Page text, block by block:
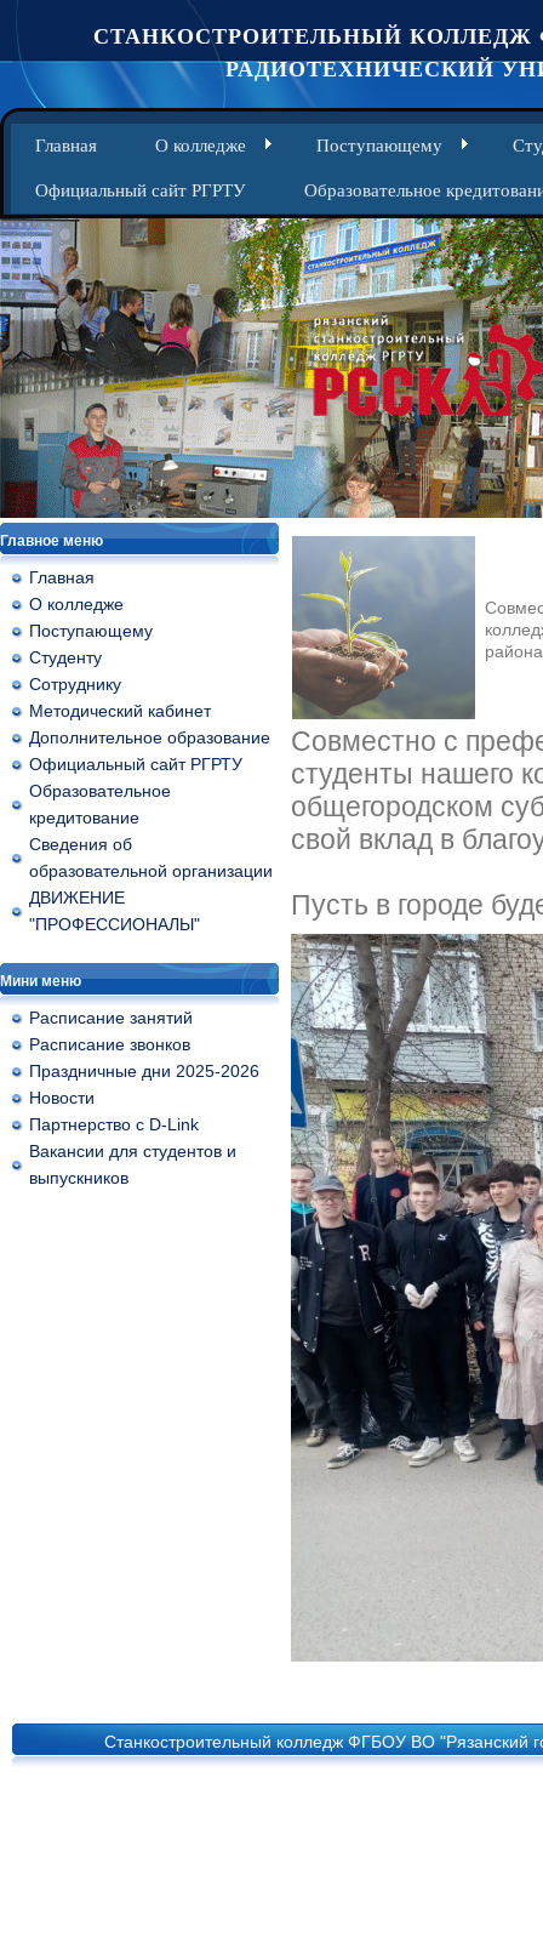
СТАНКОСТРОИТЕЛЬНЫЙ КОЛЛЕДЖ
РАДИОТЕХНИЧЕСКИЙ
Главная О колледже Поступающему
Официальный сайт РГРТУ Образовательное
Главное меню
Главная
О колледже
Поступающему
Студенту
Сотруднику
Методический кабинет
Дополнительное образование
Официальный сайт РГРТУ
Образовательное
кредитование
Сведения об
образовательной организации
ДВИЖЕНИЕ
"ПРОФЕССИОНАЛЫ"
Мини меню
Расписание занятий
Расписание звонков
Праздничные дни 2025-2026
Новости
Партнерство с D-Link
Вакансии для студентов и
выпускников
Совместно с
студенты нашего
общегородском
свой вклад в
Пусть в городе
Станкостроительный колледж ФГБОУ ВО "Рязанский